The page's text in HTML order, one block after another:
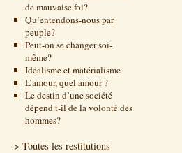
de mauvaise foi?
Qu’entendons-nous par
peuple?
Peut-on se changer soi-
même?
Idéalisme et matérialisme
L’amour, quel amour ?
Le destin d’une société
dépend t-il de la volonté des
hommes?
> Toutes les restitutions